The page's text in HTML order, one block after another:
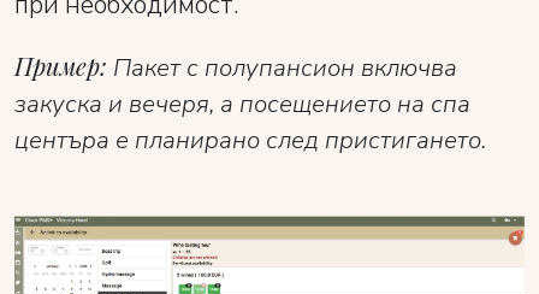
Пример: Пакет с полупансион включва
закуска и вечеря, а посещението на спа
центъра е планирано след пристигането.